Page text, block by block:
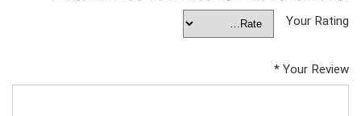
Your Rating
Your Review
*